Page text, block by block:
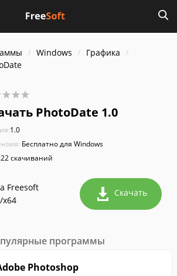
Windows
Графика
PhotoDate 1.0
1.0
Бесплатно для Windows
скачиваний
Freesoft
x64
Скачать
программы
Photoshop